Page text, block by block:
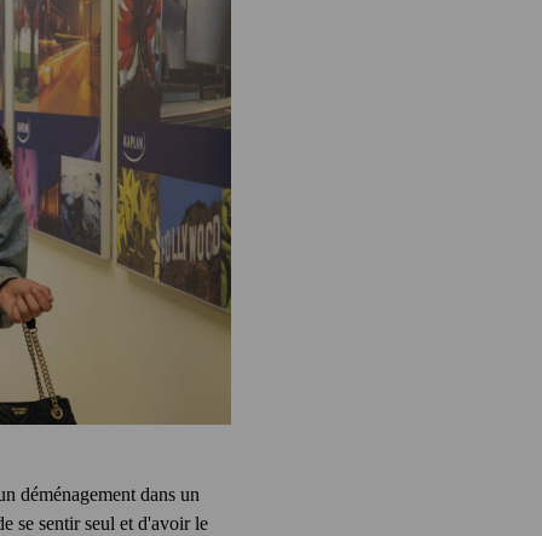
déménagement dans un
se sentir seul et d'avoir le